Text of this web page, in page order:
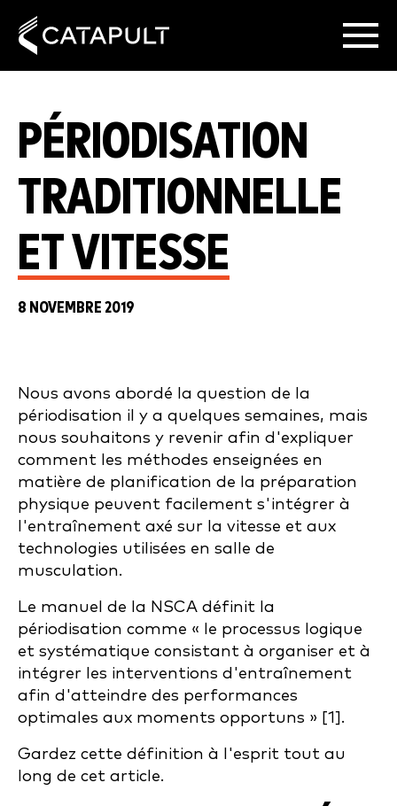
PÉRIODISATION
TRADITIONNELLE
ET VITESSE
8 NOVEMBRE 2019
Nous avons abordé la question de la
périodisation il y a quelques semaines, mais
nous souhaitons y revenir afin d'expliquer
comment les méthodes enseignées en
matière de planification de la préparation
physique peuvent facilement s'intégrer à
l'entraînement axé sur la vitesse et aux
technologies utilisées en salle de
musculation.
Le manuel de la NSCA définit la
périodisation comme « le processus logique
et systématique consistant à organiser et à
intégrer les interventions d'entraînement
afin d'atteindre des performances
optimales aux moments opportuns » [1].
Gardez cette définition à l'esprit tout au
long de cet article.